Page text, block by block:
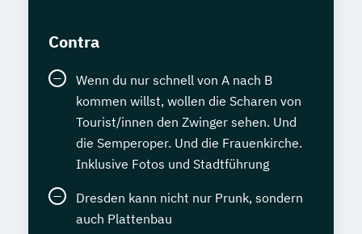
Contra
Wenn du nur schnell von A nach B
kommen willst, wollen die Scharen von
Tourist/innen den Zwinger sehen. Und
die Semperoper. Und die Frauenkirche.
Inklusive Fotos und Stadtführung
Dresden kann nicht nur Prunk, sondern
auch Plattenbau